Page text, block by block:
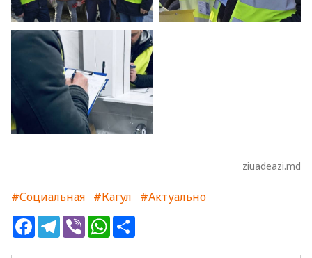
ziuadeazi.md
#Социальная #Кагул
#Актуально
FacebookTelegram
ViberWhatsApp